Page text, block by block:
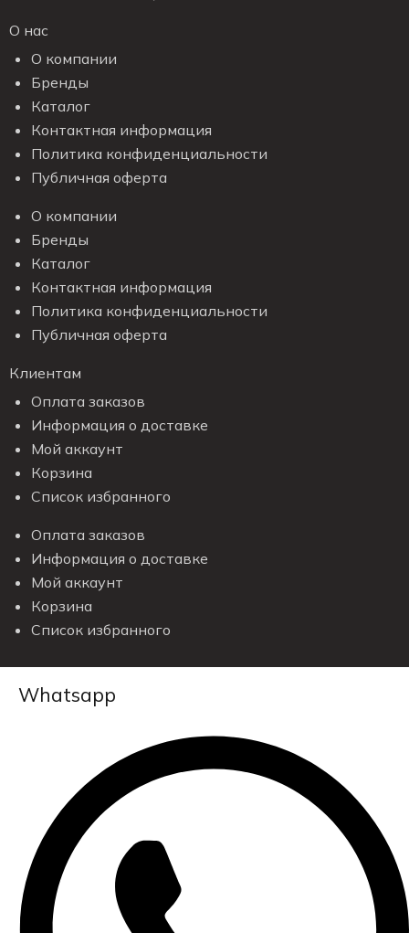
О нас
О компании
Бренды
Каталог
Контактная информация
Политика конфиденциальности
Публичная оферта
О компании
Бренды
Каталог
Контактная информация
Политика конфиденциальности
Публичная оферта
Клиентам
Оплата заказов
Информация о доставке
Мой аккаунт
Корзина
Список избранного
Оплата заказов
Информация о доставке
Мой аккаунт
Корзина
Список избранного
Whatsapp